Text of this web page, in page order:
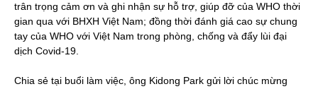
trân trọng cảm ơn và ghi nhận sự hỗ trợ, giúp đỡ của WHO thời
gian qua với BHXH Việt Nam; đồng thời đánh giá cao sự chung
tay của WHO với Việt Nam trong phòng, chống và đẩy lùi đại
dịch Covid-19.
Chia sẻ tại buổi làm việc, ông Kidong Park gửi lời chúc mừng